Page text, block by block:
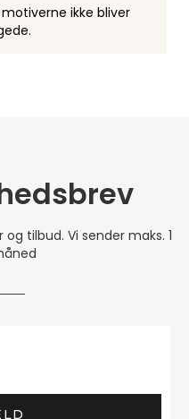
ikke bliver
tilbud. Vi sender maks. 1